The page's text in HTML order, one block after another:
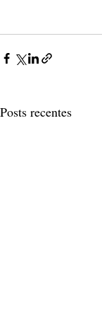
Posts recentes